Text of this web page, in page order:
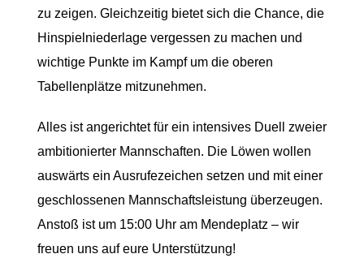
zu zeigen. Gleichzeitig bietet sich die Chance, die
Hinspielniederlage vergessen zu machen und
wichtige Punkte im Kampf um die oberen
Tabellenplätze mitzunehmen.
Alles ist angerichtet für ein intensives Duell zweier
ambitionierter Mannschaften. Die Löwen wollen
auswärts ein Ausrufezeichen setzen und mit einer
geschlossenen Mannschaftsleistung überzeugen.
Anstoß ist um 15:00 Uhr am Mendeplatz – wir
freuen uns auf eure Unterstützung!